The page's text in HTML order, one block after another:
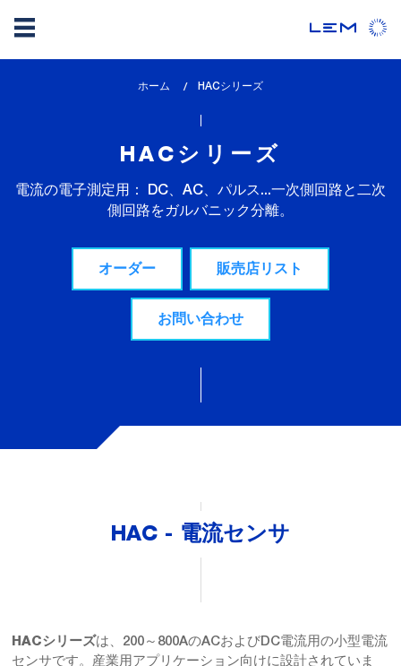
ホーム
lem_current_page
HACシリーズ
HACシリーズ
電流の電子測定用： DC、AC、パルス...一次側回路と二次
側回路をガルバニック分離。
オーダー 販売店リスト
お問い合わせ
HAC - 電流センサ
HACシリーズは、200～800AのACおよびDC電流用の小型電流
センサです。産業用アプリケーション向けに設計されていま